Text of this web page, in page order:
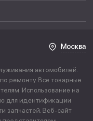
Москва
автомобилей.
ремонту. Все товарные
Использование на
для идентификации
запчастей. Веб-сайт